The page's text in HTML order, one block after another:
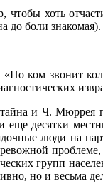
хоть
до боли знакомая).
ком звонит
и Ч. Мюррея
еще десятки
люди на
групп
но и весьма